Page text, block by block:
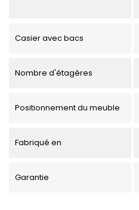
Casier avec bacs
Nombre d'étagères
Positionnement du meuble
Fabriqué en
Garantie